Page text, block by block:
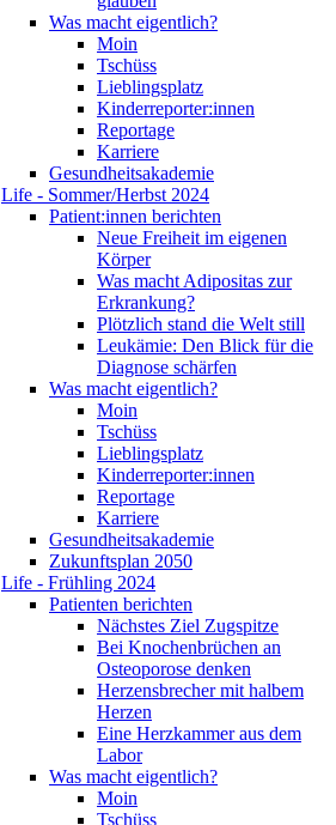
Was macht eigentlich?
Moin
Tschüss
Lieblingsplatz
Kinderreporter:innen
Reportage
Karriere
Gesundheitsakademie
Life - Sommer/Herbst 2024
Patient:innen berichten
Neue Freiheit im eigenen
Körper
Was macht Adipositas zur
Erkrankung?
Plötzlich stand die Welt still
Leukämie: Den Blick für die
Diagnose schärfen
Was macht eigentlich?
Moin
Tschüss
Lieblingsplatz
Kinderreporter:innen
Reportage
Karriere
Gesundheitsakademie
Zukunftsplan 2050
Life - Frühling 2024
Patienten berichten
Nächstes Ziel Zugspitze
Bei Knochenbrüchen an
Osteoporose denken
Herzensbrecher mit halbem
Herzen
Eine Herzkammer aus dem
Labor
Was macht eigentlich?
Moin
Tschüss